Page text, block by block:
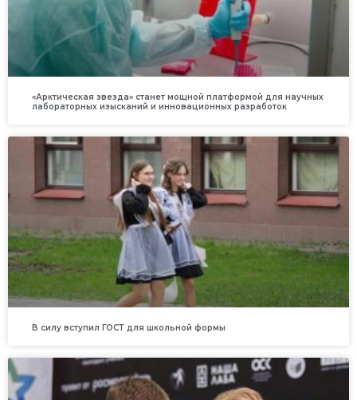
«Арктическая звезда» станет мощной платформой для научных
лабораторных изысканий и инновационных разработок
В силу вступил ГОСТ для школьной формы